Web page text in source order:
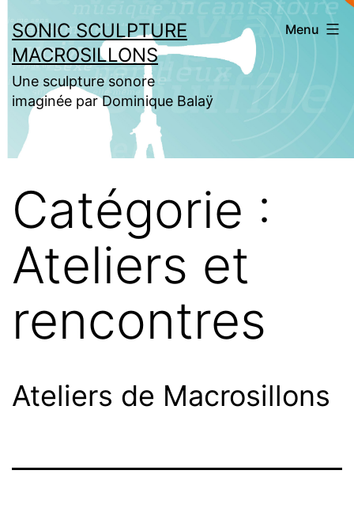
au
contenu
SONIC SCULPTURE
MACROSILLONS
Une sculpture sonore
imaginée par Dominique Balaÿ
Menu
Catégorie :
Ateliers et
rencontres
Ateliers de Macrosillons